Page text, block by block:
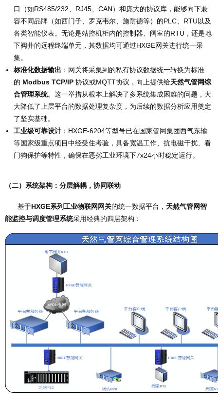
口（如RS485/232、RJ45、CAN）和庞大的协议库，能够向下兼
容不同品牌（如西门子、罗克韦尔、施耐德等）的PLC、RTU以及
各类智能仪表。无论是站控机柜内的控制器、阀室的RTU，还是地
下阀井的远程终端单元，其数据均可通过HXGE网关进行统一采
集。
标准化数据输出 ：网关将采集到的私有协议数据统一转换为标准
的 Modbus TCP/IP 协议或MQTT协议，向上提供给天然气管网综
合管理系统。这一举措从根本上解决了多系统集成困难的问题，大
大降低了上层平台的数据处理复杂度，为后续的数据分析应用奠定
了坚实基础。
工业级可靠设计 ：HXGE-6204等型号已在国家管网集团西气东输
等国家级重点项目中经受住考验，具备宽温工作、抗电磁干扰、看
门狗保护等特性，确保在恶劣工业环境下7x24小时稳定运行。
（二）系统架构：分层解耦，协同联动
基于HXGE系列工业物联网网关的统一数据平台， 天然气管网智
能监控与调度管理系统采用经典的四层架构：